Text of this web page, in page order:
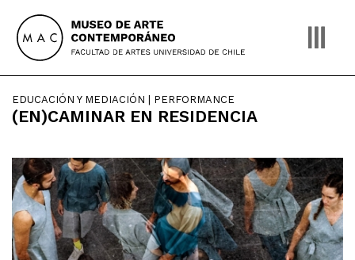
content
EDUCACIÓN Y MEDIACIÓN | PERFORMANCE
(EN)CAMINAR EN RESIDENCIA